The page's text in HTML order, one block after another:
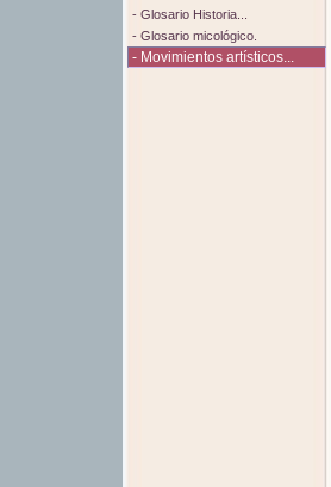
- Glosario Historia...
- Glosario micológico.
- Movimientos artísticos...